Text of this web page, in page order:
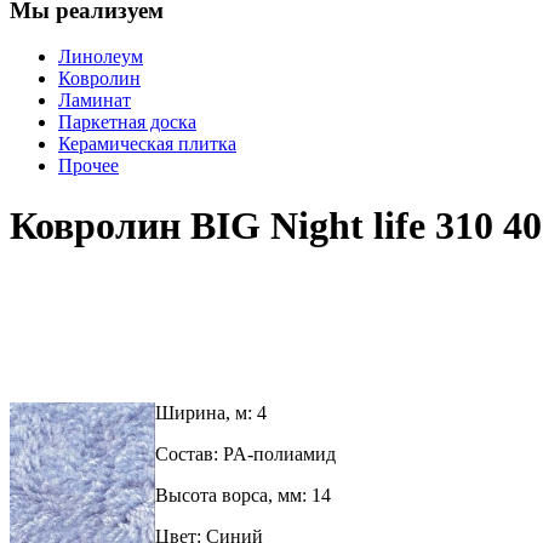
Мы реализуем
Линолеум
Ковролин
Ламинат
Паркетная доска
Керамическая плитка
Прочее
Ковролин BIG Night life 310
Ширина, м: 4
Состав: PA-полиамид
Высота ворса, мм: 14
Цвет: Синий